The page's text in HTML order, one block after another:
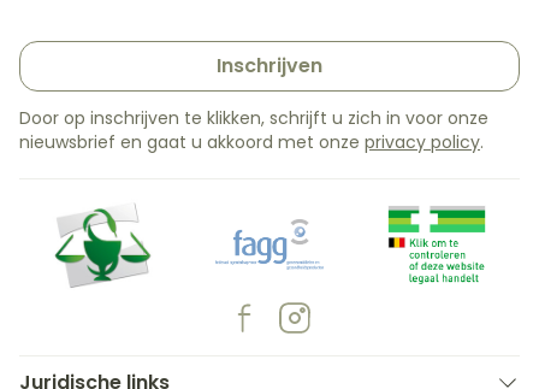
Inschrijven
Door op inschrijven te klikken, schrijft u zich in voor onze
nieuwsbrief en gaat u akkoord met onze privacy policy.
Juridische links